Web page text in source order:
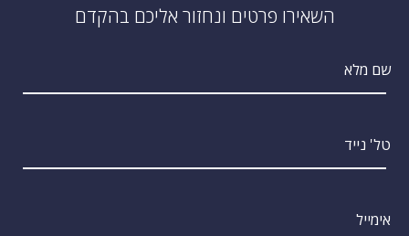
השאירו פרטים ונחזור אליכם בהקדם
שם מלא
טל' נייד
אימייל